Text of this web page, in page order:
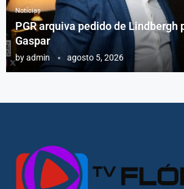
Notícias
PGR arquiva pedido de Lindbergh
Gaspar
byadmin agosto 5, 2026